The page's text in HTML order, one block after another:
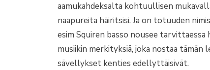
aamukahdeksalta kohtuullisen
naapureita häiritsisi. Ja on totuuden
esim Squiren basso nousee
musiikin merkityksiä, joka nostaa
sävellykset kenties edellyttäisivät.